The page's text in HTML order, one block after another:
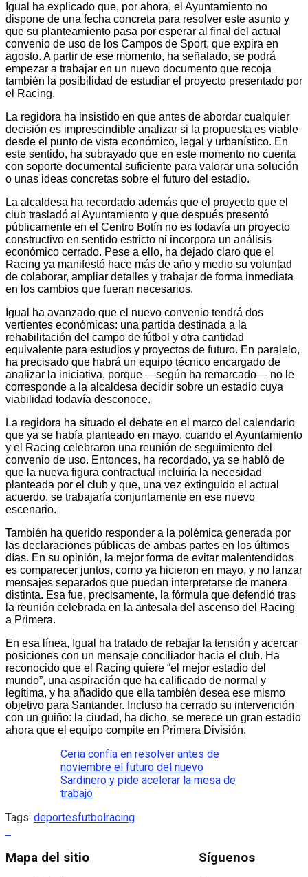
Igual ha explicado que, por ahora, el Ayuntamiento no
dispone de una fecha concreta para resolver este asunto y
que su planteamiento pasa por esperar al final del actual
convenio de uso de los Campos de Sport, que expira en
agosto. A partir de ese momento, ha señalado, se podrá
empezar a trabajar en un nuevo documento que recoja
también la posibilidad de estudiar el proyecto presentado por
el Racing.
La regidora ha insistido en que antes de abordar cualquier
decisión es imprescindible analizar si la propuesta es viable
desde el punto de vista económico, legal y urbanístico. En
este sentido, ha subrayado que en este momento no cuenta
con soporte documental suficiente para valorar una solución
o unas ideas concretas sobre el futuro del estadio.
La alcaldesa ha recordado además que el proyecto que el
club trasladó al Ayuntamiento y que después presentó
públicamente en el Centro Botín no es todavía un proyecto
constructivo en sentido estricto ni incorpora un análisis
económico cerrado. Pese a ello, ha dejado claro que el
Racing ya manifestó hace más de año y medio su voluntad
de colaborar, ampliar detalles y trabajar de forma inmediata
en los cambios que fueran necesarios.
Igual ha avanzado que el nuevo convenio tendrá dos
vertientes económicas: una partida destinada a la
rehabilitación del campo de fútbol y otra cantidad
equivalente para estudios y proyectos de futuro. En paralelo,
ha precisado que habrá un equipo técnico encargado de
analizar la iniciativa, porque —según ha remarcado— no le
corresponde a la alcaldesa decidir sobre un estadio cuya
viabilidad todavía desconoce.
La regidora ha situado el debate en el marco del calendario
que ya se había planteado en mayo, cuando el Ayuntamiento
y el Racing celebraron una reunión de seguimiento del
convenio de uso. Entonces, ha recordado, ya se habló de
que la nueva figura contractual incluiría la necesidad
planteada por el club y que, una vez extinguido el actual
acuerdo, se trabajaría conjuntamente en ese nuevo
escenario.
También ha querido responder a la polémica generada por
las declaraciones públicas de ambas partes en los últimos
días. En su opinión, la mejor forma de evitar malentendidos
es comparecer juntos, como ya hicieron en mayo, y no lanzar
mensajes separados que puedan interpretarse de manera
distinta. Esa fue, precisamente, la fórmula que defendió tras
la reunión celebrada en la antesala del ascenso del Racing
a Primera.
En esa línea, Igual ha tratado de rebajar la tensión y acercar
posiciones con un mensaje conciliador hacia el club. Ha
reconocido que el Racing quiere “el mejor estadio del
mundo”, una aspiración que ha calificado de normal y
legítima, y ha añadido que ella también desea ese mismo
objetivo para Santander. Incluso ha cerrado su intervención
con un guiño: la ciudad, ha dicho, se merece un gran estadio
ahora que el equipo compite en Primera División.
Ceria confía en resolver antes de
noviembre el futuro del nuevo
Sardinero y pide acelerar la mesa de
trabajo
Tags: deportesfutbol racing
Mapa del sitio Síguenos